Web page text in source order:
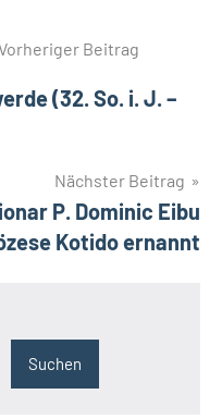
Beitrag
(32. So. i. J. –
Nächster Beitrag
P. Dominic Eibu
Kotido ernannt
Suchen